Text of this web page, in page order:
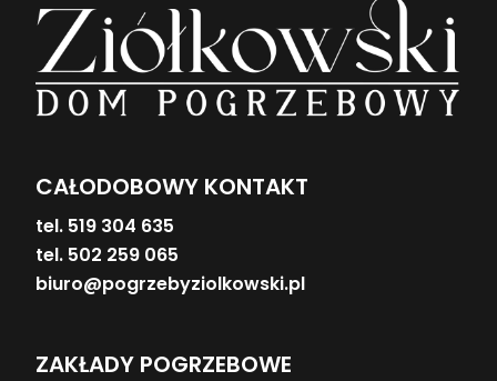
CAŁODOBOWY KONTAKT
tel. 519 304 635
tel. 502 259 065
biuro@pogrzebyziolkowski.pl
ZAKŁADY POGRZEBOWE